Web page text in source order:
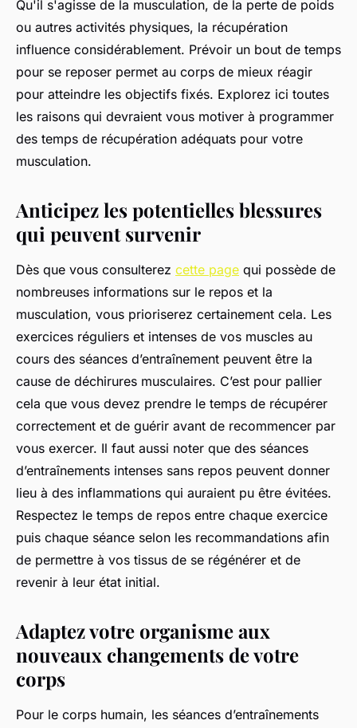
Pourquoi prévoir des temps de
récupération entre les
entraînements ?
régis•15 février 2024•2 min de lecture
Qu'il s'agisse de la musculation, de la perte de poids
ou autres activités physiques, la récupération
influence considérablement. Prévoir un bout de temps
pour se reposer permet au corps de mieux réagir
pour atteindre les objectifs fixés. Explorez ici toutes
les raisons qui devraient vous motiver à programmer
des temps de récupération adéquats pour votre
musculation.
Anticipez les potentielles blessures
qui peuvent survenir
Dès que vous consulterez cette page qui possède de
nombreuses informations sur le repos et la
musculation, vous prioriserez certainement cela. Les
exercices réguliers et intenses de vos muscles au
cours des séances d’entraînement peuvent être la
cause de déchirures musculaires. C’est pour pallier
cela que vous devez prendre le temps de récupérer
correctement et de guérir avant de recommencer par
vous exercer. Il faut aussi noter que des séances
d’entraînements intenses sans repos peuvent donner
lieu à des inflammations qui auraient pu être évitées.
Respectez le temps de repos entre chaque exercice
puis chaque séance selon les recommandations afin
de permettre à vos tissus de se régénérer et de
revenir à leur état initial.
Adaptez votre organisme aux
nouveaux changements de votre
corps
Pour le corps humain, les séances d’entraînements